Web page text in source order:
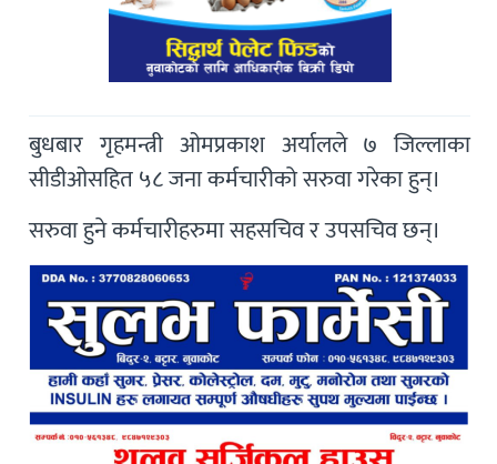
बुधबार गृहमन्त्री ओमप्रकाश अर्यालले ७ जिल्लाका
सीडीओसहित ५८ जना कर्मचारीको सरुवा गरेका हुन्।
सरुवा हुने कर्मचारीहरुमा सहसचिव र उपसचिव छन्।